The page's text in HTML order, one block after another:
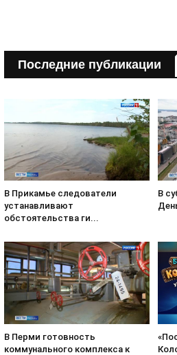
Последние публикации
В Прикамье следователи
устанавливают
обстоятельства ги...
В
В Перми готовность
коммунального комплекса к